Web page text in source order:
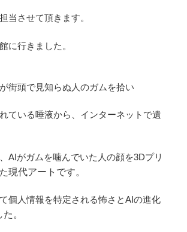
当させて頂きます。
に行きました。
街頭で見知らぬ人のガムを拾い
ている唾液から、インターネットで遺
AIがガムを噛んでいた人の顔を3Dプリ
現代アートです。
個人情報を特定される怖さとAIの進化
。